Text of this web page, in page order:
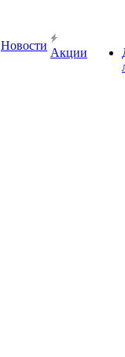
Новости
Акции